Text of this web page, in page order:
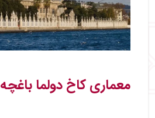
معماری کاخ دولما باغچه